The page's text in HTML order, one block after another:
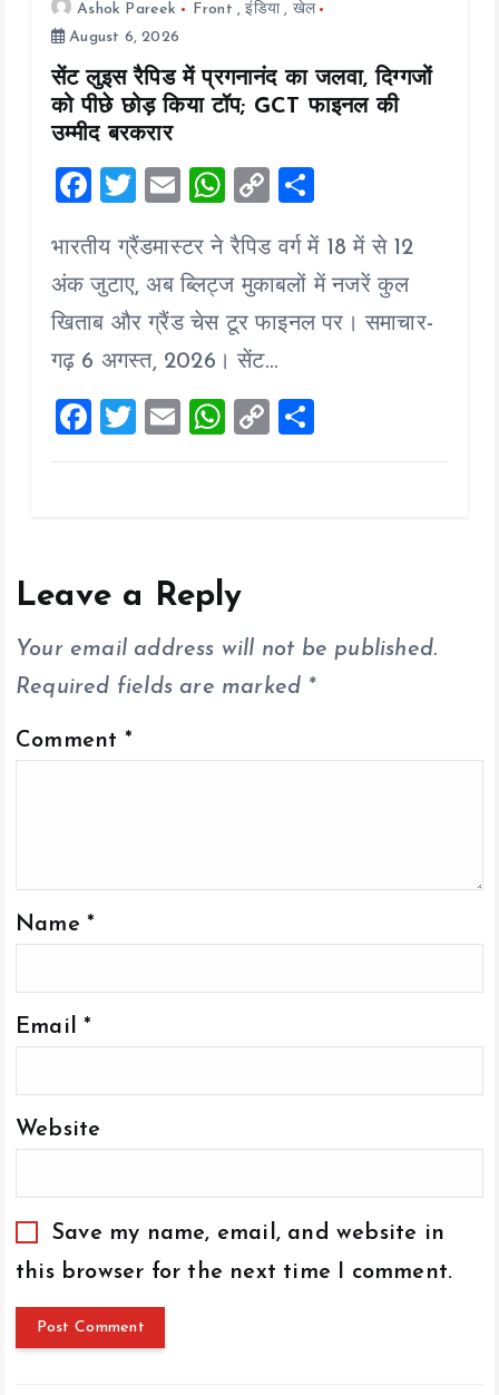
Ashok Pareek Front ,इंडिया, खेल
August 6, 2026
सेंट लुइस रैपिड में प्रगनानंद का जलवा, दिग्गजों
को पीछे छोड़ किया टॉप; GCT फाइनल की
उम्मीद बरकरार
F
ce
b
o
o
k
T
tt
er
E
ai
l
W
at
s
A
p
p
C
p
y
Li
n
k
a
re
भारतीय ग्रैंडमास्टर ने रैपिड वर्ग में 18 में से 12
अंक जुटाए, अब ब्लिट्ज मुकाबलों में नजरें कुल
खिताब और ग्रैंड चेस टूर फाइनल पर। समाचार-
गढ़ 6 अगस्त, 2026। सेंट…
F
a
o
T
wi
E
m
W
h
p
p
C
o
h
Leave a Reply
Your email address will not be published.
Required fields are marked *
Comment *
Name *
Email *
Website
Save my name, email, and website in
this browser for the next time I comment.